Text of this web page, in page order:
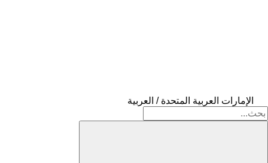
الإمارات العربية المتحدة / العربية